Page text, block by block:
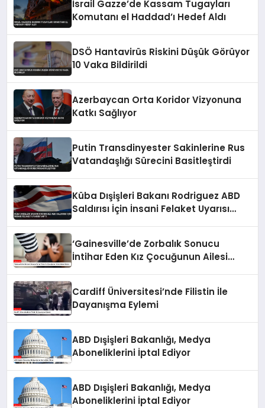
İsrail Gazze’de Kassam Tugayları
Komutanı el Haddad’ı Hedef Aldı
DSÖ Hantavirüs Riskini Düşük Görüyor
10 Vaka Bildirildi
Azerbaycan Orta Koridor Vizyonuna
Katkı Sağlıyor
Putin Transdinyester Sakinlerine Rus
Vatandaşlığı Sürecini Basitleştirdi
Küba Dışişleri Bakanı Rodriguez ABD
Saldırısı İçin İnsani Felaket Uyarısı
‘Gainesville’de Zorbalık Sonucu
İntihar Eden Kız Çocuğunun Ailesi
Cardiff Üniversitesi’nde Filistin İle
Dayanışma Eylemi
ABD Dışişleri Bakanlığı, Medya
Aboneliklerini İptal Ediyor
ABD Dışişleri Bakanlığı, Medya
Aboneliklerini İptal Ediyor